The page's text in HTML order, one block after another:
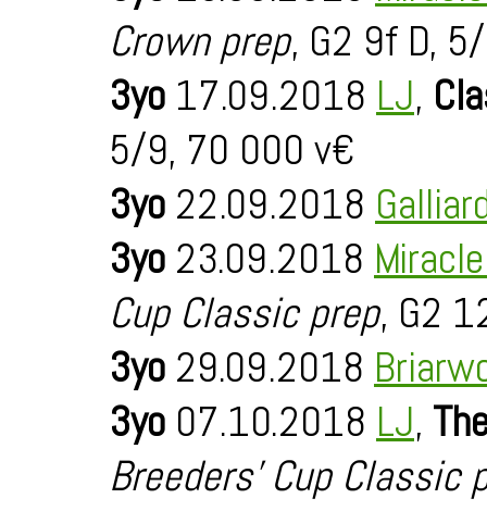
Crown prep, G2 9f D,
3yo 17.09.2018 LJ,
5/9, 70 000 v€
3yo 22.09.2018
3yo 23.09.2018
Cup Classic prep, G2
3yo 29.09.2018
3yo 07.10.2018 LJ,
Breeders' Cup Classic